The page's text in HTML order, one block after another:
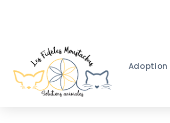
Adoption